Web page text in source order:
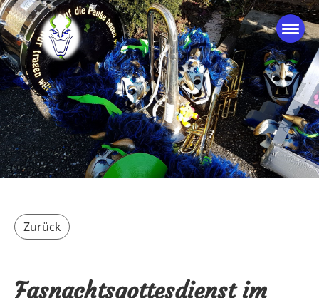
Zurück
Fasnachtsgottesdienst im